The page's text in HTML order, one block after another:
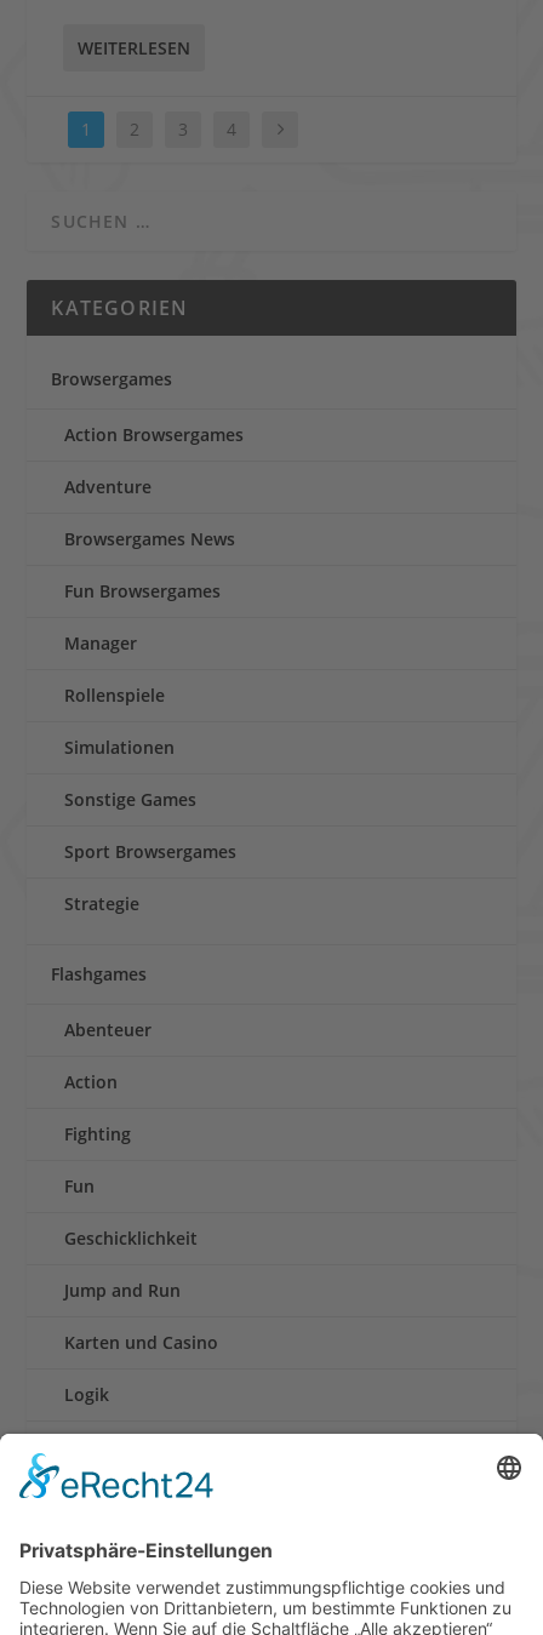
WEITERLESEN
1 2 3 4
KATEGORIEN
Browsergames
Action Browsergames
Adventure
Browsergames News
Fun Browsergames
Manager
Rollenspiele
Simulationen
Sonstige Games
Sport Browsergames
Strategie
Flashgames
Abenteuer
Action
Fighting
Fun
Geschicklichkeit
Jump and Run
Karten und Casino
Logik
Retro und Klassiker
Shooter
Sonstige Spiele